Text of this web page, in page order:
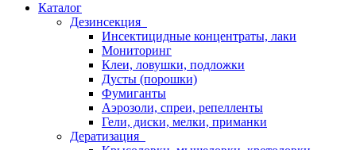
Каталог
Дезинсекция
Инсектицидные концентраты, лаки
Мониторинг
Клеи, ловушки, подложки
Дусты (порошки)
Фумиганты
Аэрозоли, спреи, репелленты
Гели, диски, мелки, приманки
Дератизация